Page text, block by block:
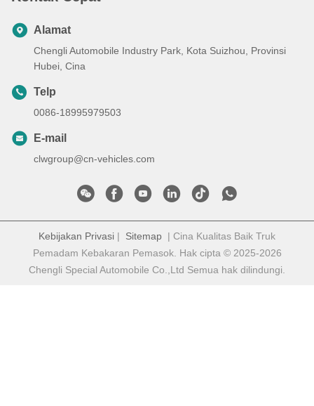
Alamat
Chengli Automobile Industry Park, Kota Suizhou, Provinsi
Hubei, Cina
Telp
0086-18995979503
E-mail
clwgroup@cn-vehicles.com
Kebijakan Privasi | Sitemap | Cina Kualitas Baik Truk
Pemadam Kebakaran Pemasok. Hak cipta © 2025-2026
Chengli Special Automobile Co.,Ltd Semua hak dilindungi.